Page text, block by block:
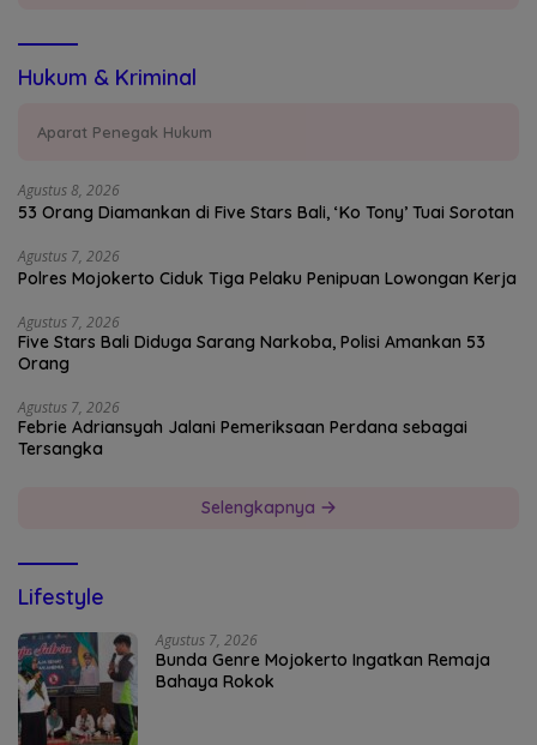
Hukum & Kriminal
Aparat Penegak Hukum
Agustus 8, 2026
53 Orang Diamankan di Five Stars Bali, ‘Ko Tony’ Tuai Sorotan
Agustus 7, 2026
Polres Mojokerto Ciduk Tiga Pelaku Penipuan Lowongan Kerja
Agustus 7, 2026
Five Stars Bali Diduga Sarang Narkoba, Polisi Amankan 53
Orang
Agustus 7, 2026
Febrie Adriansyah Jalani Pemeriksaan Perdana sebagai
Tersangka
Selengkapnya
Lifestyle
Agustus 7, 2026
Bunda Genre Mojokerto Ingatkan Remaja
Bahaya Rokok